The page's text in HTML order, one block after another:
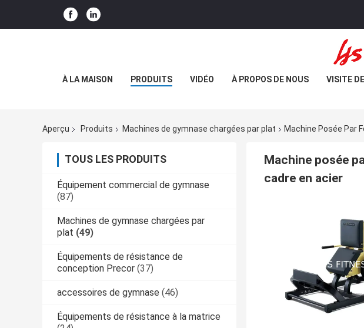
À LA MAISON PRODUITS VIDÉO À PROPOS DE NOUS VISITE
Aperçu Produits Machines de gymnase chargées par plat Machine Posée Par
TOUS LES PRODUITS
Équipement commercial de gymnase
(87)
Machines de gymnase chargées par
plat (49)
Équipements de résistance de
conception Precor (37)
accessoires de gymnase (46)
Équipements de résistance à la matrice
Machine posée
cadre en acier